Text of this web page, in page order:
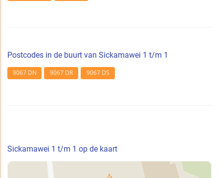
Postcodes in de buurt van Sickamawei 1 t/m 1
9067 DN 9067 DR 9067 DS
Sickamawei 1 t/m 1 op de kaart